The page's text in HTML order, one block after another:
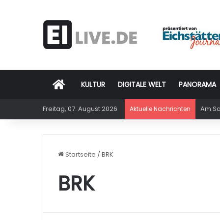
Startseite
KULTUR DIGITALE WELT PANORAMA
Freitag, 07. August 2026 Aktuelle Nachrichten Am
Startseite /BRK
BRK